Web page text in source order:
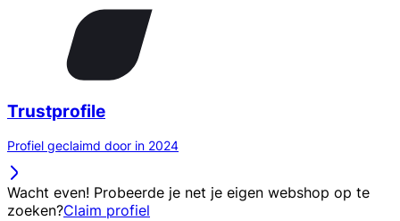
Trustprofile
Profiel geclaimd door in 2024
Wacht even! Probeerde je net je eigen webshop op te
zoeken?Claim profiel